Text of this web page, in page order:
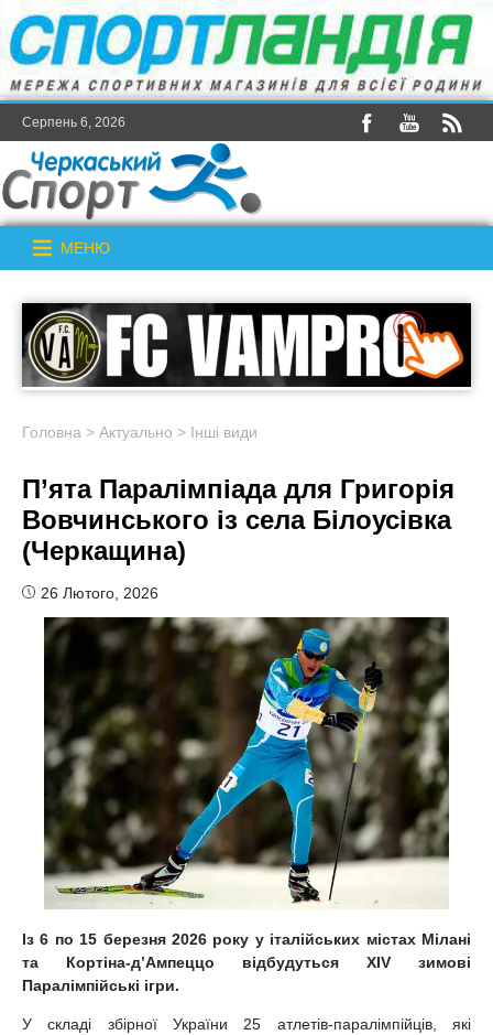
Серпень 6, 2026
МЕНЮ
Головна > Актуально > Інші види
П’ята Паралімпіада для Григорія
Вовчинського із села Білоусівка
(Черкащина)
26 Лютого, 2026
Із 6 по 15 березня2026 року у італійських містах Мілані
та Кортіна-д’Ампеццо відбудуться XIV зимові
Паралімпійські ігри.
У складі збірної України 25 атлетів-паралімпійців, які